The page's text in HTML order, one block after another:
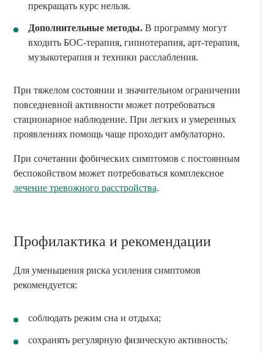
прекращать курс нельзя.
Дополнительные методы. В программу могут
входить БОС-терапия, гипнотерапия, арт-терапия,
музыкотерапия и техники расслабления.
При тяжелом состоянии и значительном ограничении
повседневной активности может потребоваться
стационарное наблюдение. При легких и умеренных
проявлениях помощь чаще проходит амбулаторно.
При сочетании фобических симптомов с постоянным
беспокойством может потребоваться комплексное
лечение тревожного расстройства.
Профилактика и рекомендации
Для уменьшения риска усиления симптомов
рекомендуется:
соблюдать режим сна и отдыха;
сохранять регулярную физическую активность;